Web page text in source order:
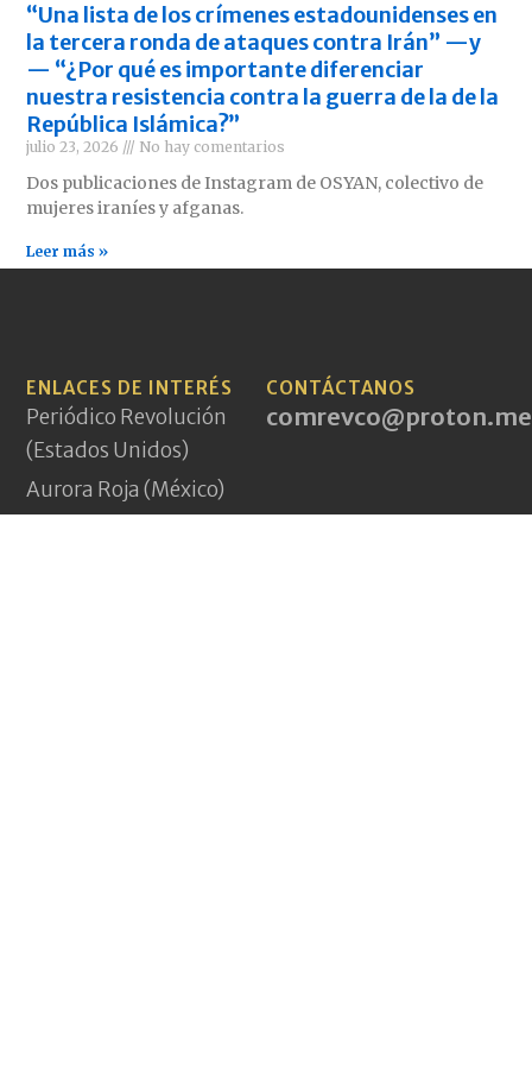
“Una lista de los crímenes estadounidenses en
la tercera ronda de ataques contra Irán” —y
— “¿Por qué es importante diferenciar
nuestra resistencia contra la guerra de la de la
República Islámica?”
julio 23, 2026 No hay comentarios
Dos publicaciones de Instagram de OSYAN, colectivo de
mujeres iraníes y afganas.
Leer más »
ENLACES DE INTERÉS
Periódico Revolución
(Estados Unidos)
Aurora Roja (México)
CONTÁCTANOS
comrevco@proton.me